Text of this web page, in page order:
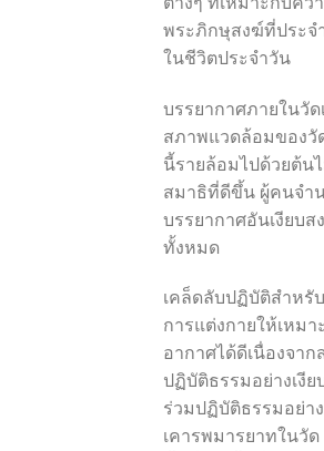
พระภิกษุสงฆ์ที่ประจ
ในชีวิตประจำวัน
บรรยากาศภายในวัด
สภาพแวดล้อมของวั
นี้รายล้อมไปด้วยต้น
สมาธิที่ดีขึ้น ผู้คนจำ
บรรยากาศอันเงียบ
ทั้งหมด
เคล็ดลับปฏิบัติสำหรั
การแต่งกายให้เหม
อากาศได้ดีเนื่องจา
ปฏิบัติธรรมอย่างเงี
ร่วมปฏิบัติธรรมอย่า
เคารพมารยาทในวั